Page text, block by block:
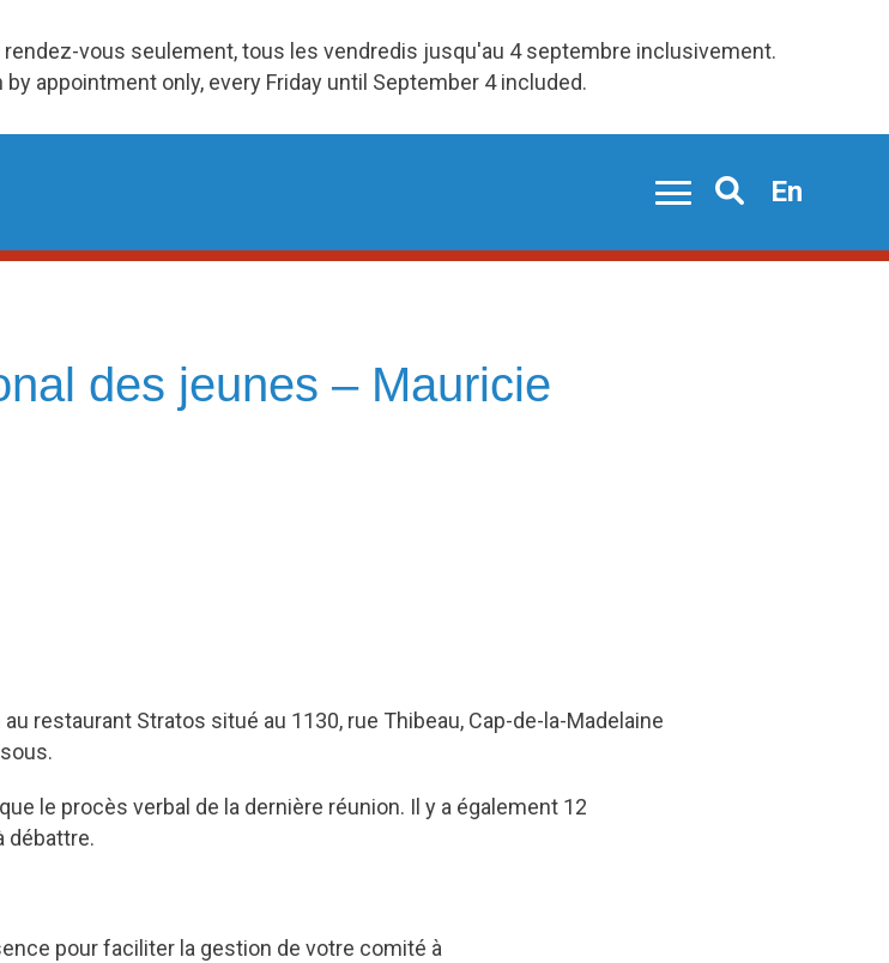
vous seulement, tous les vendredis jusqu'au 4 septembre inclusivement.
appointment only, every Friday until September 4 included.
Search
En
des jeunes – Mauricie
restaurant Stratos situé au 1130, rue Thibeau, Cap-de-la-Madelaine
le procès verbal de la dernière réunion. Il y a également 12
débattre.
pour faciliter la gestion de votre comité à